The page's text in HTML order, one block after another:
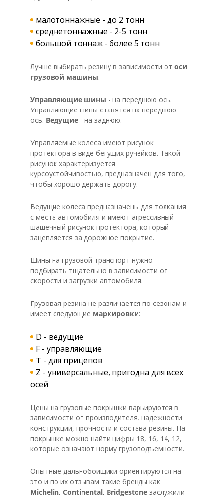
малотоннажные - до 2 тонн
среднетоннажные - 2-5 тонн
большой тоннаж - более 5 тонн
Лучше выбирать резину в зависимости от оси
грузовой машины.
Управляющие шины - на переднюю ось.
Управляющие шины ставятся на переднюю
ось. Ведущие - на заднюю.
Управляемые колеса имеют рисунок
протектора в виде бегущих ручейков. Такой
рисунок характеризуется
курсоустойчивостью, предназначен для того,
чтобы хорошо держать дорогу.
Ведущие колеса предназначены для толкания
с места автомобиля и имеют агрессивный
шашечный рисунок протектора, который
зацепляется за дорожное покрытие.
Шины на грузовой транспорт нужно
подбирать тщательно в зависимости от
скорости и загрузки автомобиля.
Грузовая резина не различается по сезонам и
имеет следующие маркировки:
D - ведущие
F - управляющие
T - для прицепов
Z - универсальные, пригодна для всех
осей
Цены на грузовые покрышки варьируются в
зависимости от производителя, надежности
конструкции, прочности и состава резины. На
покрышке можно найти цифры 18, 16, 14, 12,
которые означают норму грузоподъемности.
Опытные дальнобойщики ориентируются на
это и по их отзывам такие бренды как
Michelin, Continental, Bridgestone заслужили